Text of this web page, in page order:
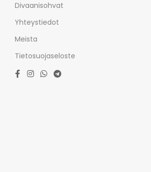
Divaanisohvat
Yhteystiedot
Meista
Tietosuojaseloste